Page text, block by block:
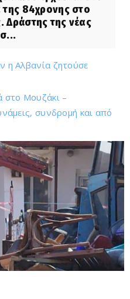
84χρονης στο
Δράστης της νέας
η Αλβανία ζητούσε
στο Μουζάκι –
συνδρομή και από